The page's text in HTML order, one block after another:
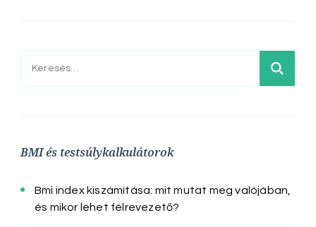
Keresés:
BMI és testsúlykalkulátorok
Bmi index kiszámítása: mit mutat meg valójában,
és mikor lehet félrevezető?